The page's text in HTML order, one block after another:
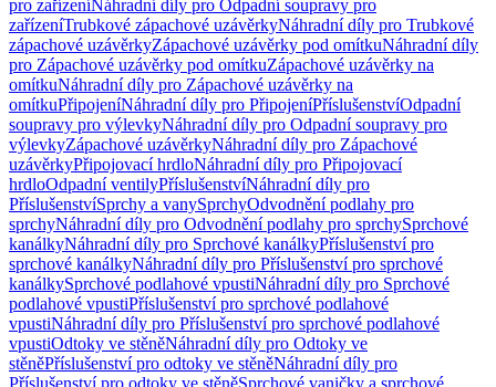
pro zařízeníNáhradní díly pro Odpadní soupravy pro
zařízeníTrubkové zápachové uzávěrkyNáhradní díly pro Trubkové
zápachové uzávěrkyZápachové uzávěrky pod omítkuNáhradní díly
pro Zápachové uzávěrky pod omítkuZápachové uzávěrky na
omítkuNáhradní díly pro Zápachové uzávěrky na
omítkuPřipojeníNáhradní díly pro PřipojeníPříslušenstvíOdpadní
soupravy pro výlevkyNáhradní díly pro Odpadní soupravy pro
výlevkyZápachové uzávěrkyNáhradní díly pro Zápachové
uzávěrkyPřipojovací hrdloNáhradní díly pro Připojovací
hrdloOdpadní ventilyPříslušenstvíNáhradní díly pro
PříslušenstvíSprchy a vanySprchyOdvodnění podlahy pro
sprchyNáhradní díly pro Odvodnění podlahy pro sprchySprchové
kanálkyNáhradní díly pro Sprchové kanálkyPříslušenství pro
sprchové kanálkyNáhradní díly pro Příslušenství pro sprchové
kanálkySprchové podlahové vpustiNáhradní díly pro Sprchové
podlahové vpustiPříslušenství pro sprchové podlahové
vpustiNáhradní díly pro Příslušenství pro sprchové podlahové
vpustiOdtoky ve stěněNáhradní díly pro Odtoky ve
stěněPříslušenství pro odtoky ve stěněNáhradní díly pro
Příslušenství pro odtoky ve stěněSprchové vaničky a sprchové